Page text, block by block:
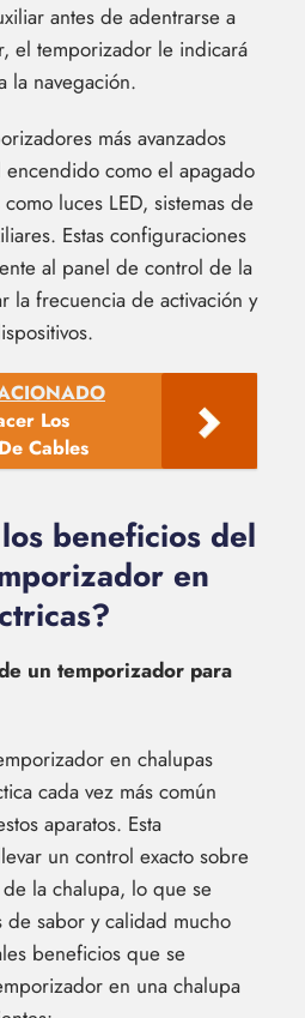
antes de adentrarse a
el temporizador le indicará
la navegación.
más avanzados
como el apagado
luces LED, sistemas de
Estas configuraciones
al panel de control de la
la frecuencia de activación y
Los
Cables
beneficios del
en
un temporizador para
en chalupas
cada vez más común
aparatos. Esta
un control exacto sobre
la chalupa, lo que se
sabor y calidad mucho
beneficios que se
en una chalupa